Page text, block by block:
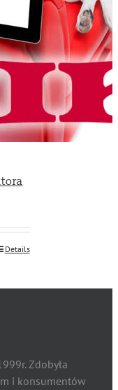
Details
Zdobyła
i konsumentów